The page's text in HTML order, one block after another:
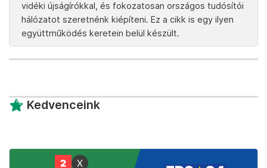
vidéki újságírókkal, és fokozatosan országos tudósítói
hálózatot szeretnénk kiépíteni. Ez a cikk is egy ilyen
együttműködés keretein belül készült.
Kedvenceink